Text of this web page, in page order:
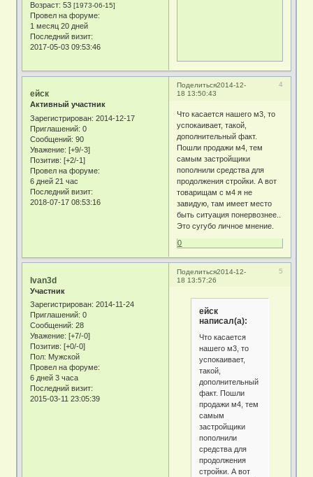
Возраст: 53[1973-06-15]
Провел на форуме:
1 месяц 20 дней
Последний визит:
2017-05-03 09:53:46
Поделиться 4
2014-12-
18 13:50:43
ейск
Активный участник
Зарегистрирован: 2014-12-17
Приглашений: 0
Сообщений: 90
Уважение: [+9/-3]
Позитив: [+2/-1]
Провел на форуме:
6 дней 21 час
Последний визит:
2018-07-17 08:53:16
Что касается нашего м3, то
успокаивает, такой,
дополнительный факт.
Пошли продажи м4, тем
самым застройщики
пополнили средства для
продолжения стройки. А вот
товарищам с м4 я не
завидую, там имеет место
быть ситуация понервознее..
Это сугубо личное мнение.
0
Поделиться 5
2014-12-
18 13:57:26
Ivan3d
Участник
Зарегистрирован: 2014-11-24
Приглашений: 0
Сообщений: 28
Уважение: [+7/-0]
Позитив: [+0/-0]
Пол: Мужской
Провел на форуме:
6 дней 3 часа
Последний визит:
2015-03-11 23:05:39
ейск
написал(а):
Что касается
нашего м3, то
успокаивает,
такой,
дополнительный
факт. Пошли
продажи м4, тем
самым
застройщики
пополнили
средства для
продолжения
стройки. А вот